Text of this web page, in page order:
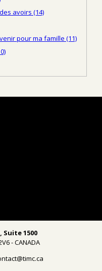
avoirs (14)
pour ma famille (11)
Suite 1500
- CANADA